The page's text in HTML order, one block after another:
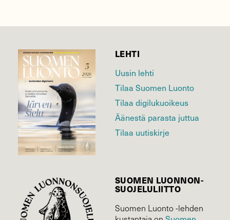
LEHTI
Uusin lehti
Tilaa Suomen Luonto
Tilaa digilukuoikeus
Äänestä parasta juttua
Tilaa uutiskirje
SUOMEN LUONNON­
SUOJELU­LIITTO
Suomen Luonto -lehden